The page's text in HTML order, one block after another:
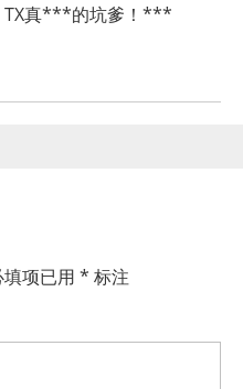
TX真***的坑爹！***
填项已用 * 标注